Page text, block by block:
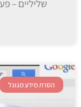
שליליים –
הסרת מידע מגוגל